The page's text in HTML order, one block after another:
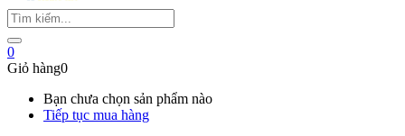
0
Giỏ hàng0
Bạn chưa chọn sản phẩm nào
Tiếp tục mua hàng